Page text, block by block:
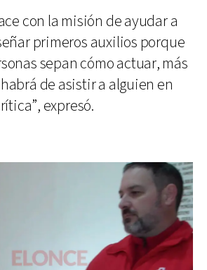
con la misión de ayudar a
primeros auxilios porque
sepan cómo actuar, más
de asistir a alguien en
expresó.